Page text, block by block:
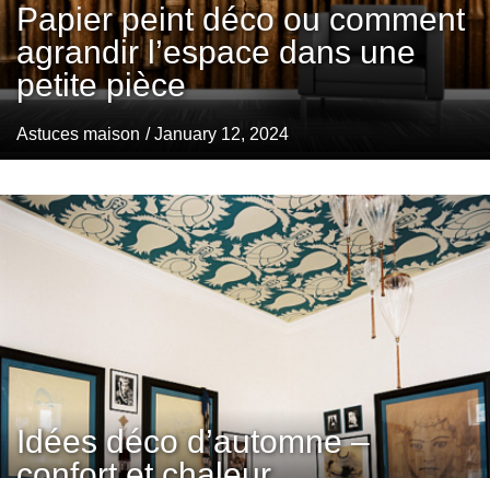
Papier peint déco ou comment
agrandir l’espace dans une
petite pièce
Astuces maison / January 12, 2024
Idées déco d’automne –